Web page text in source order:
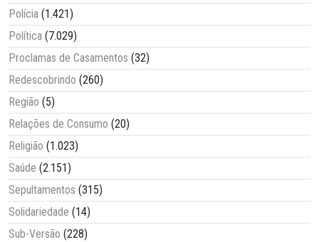
Polícia (1.421)
Política (7.029)
Proclamas de Casamentos (32)
Redescobrindo (260)
Região (5)
Relações de Consumo (20)
Religião (1.023)
Saúde (2.151)
Sepultamentos (315)
Solidariedade (14)
Sub-Versão (228)